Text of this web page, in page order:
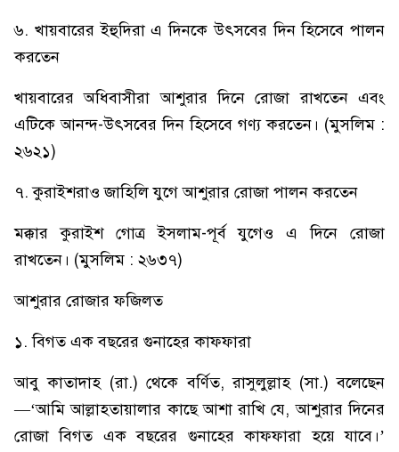
৬. খায়বারের ইহুদিরা এ দিনকে উৎসবের দিন হিসেবে পালন
করতেন
খায়বারের অধিবাসীরা আশুরার দিনে রোজা রাখতেন এবং
এটিকে আনন্দ-উৎসবের দিন হিসেবে গণ্য করতেন। (মুসলিম :
২৬২১)
৭. কুরাইশরাও জাহিলি যুগে আশুরার রোজা পালন করতেন
মক্কার কুরাইশ গোত্র ইসলাম-পূর্ব যুগেও এ দিনে রোজা
রাখতেন। (মুসলিম : ২৬৩৭)
আশুরার রোজার ফজিলত
১. বিগত এক বছরের গুনাহের কাফফারা
আবু কাতাদাহ (রা.) থেকে বর্ণিত, রাসুলুল্লাহ (সা.) বলেছেন
—‘আমি আল্লাহতায়ালার কাছে আশা রাখি যে, আশুরার দিনের
রোজা বিগত এক বছরের গুনাহের কাফফারা হয়ে যাবে।’